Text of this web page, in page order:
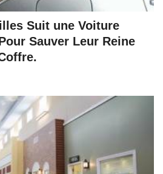
Suit une Voiture
Sauver Leur Reine